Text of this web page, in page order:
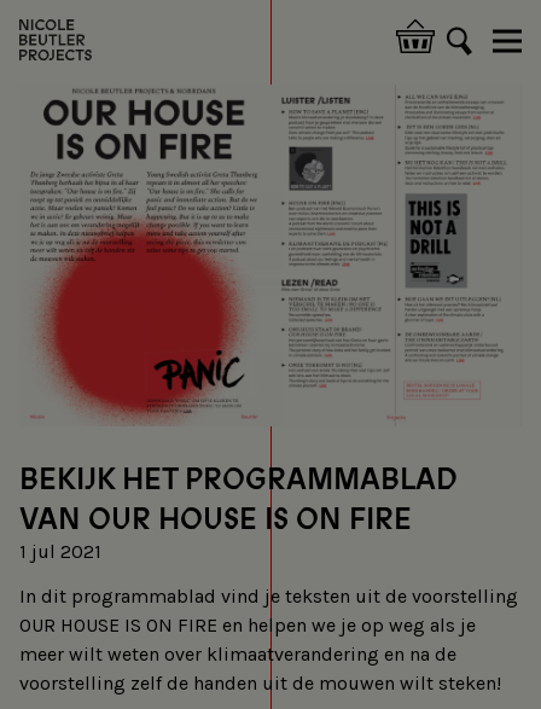
en
naar
inhoud
Hoofdnavigatie
BEKIJK HET PROGRAMMABLAD
VAN OUR HOUSE IS ON FIRE
1 jul 2021
In dit programmablad vind je teksten uit de voorstelling
OUR HOUSE IS ON FIRE en helpen we je op weg als je
meer wilt weten over klimaatverandering en na de
voorstelling zelf de handen uit de mouwen wilt steken!